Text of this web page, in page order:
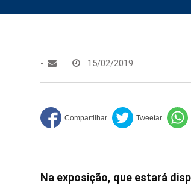
- 15/02/2019
Na exposição, que estará